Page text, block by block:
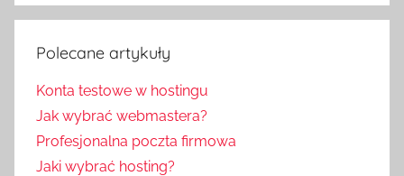
Polecane artykuły
Konta testowe w hostingu
Jak wybrać webmastera?
Profesjonalna poczta firmowa
Jaki wybrać hosting?